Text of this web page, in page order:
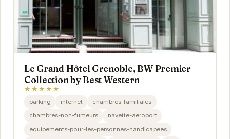
Le Grand Hôtel Grenoble, BW Premier
Collection by Best Western
★★★★★
parking internet
chambres-familiales
chambres-non-fumeurs
navette-aeroport
equipements-pour-les-personnes-handicapees